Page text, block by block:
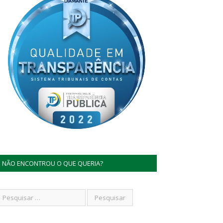
NÃO ENCONTROU O QUE QUERIA?